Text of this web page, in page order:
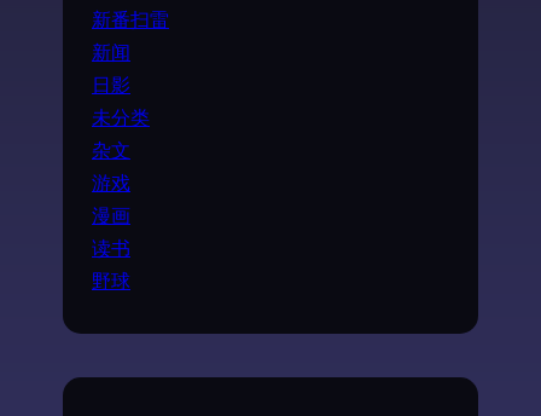
新番扫雷
新闻
日影
未分类
杂文
游戏
漫画
读书
野球